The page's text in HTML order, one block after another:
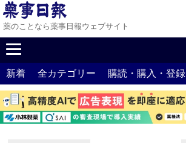
薬のことなら薬事日報ウェブサイト
新着 全カテゴリー 購読・購入・登録